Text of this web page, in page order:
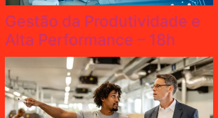
Gestão da Produtividade e
Alta Performance – 18h